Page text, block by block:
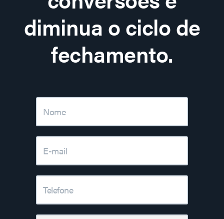
diminua o ciclo de
fechamento.